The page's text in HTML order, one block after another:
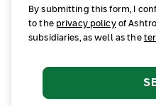
By submitting this form, I
to the privacy policyof
subsidiaries, as well as the